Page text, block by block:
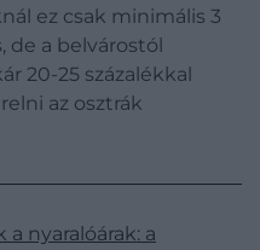
ez csak minimális 3
de a belvárostól
20-25 százalékkal
az osztrák
a nyaralóárak: a